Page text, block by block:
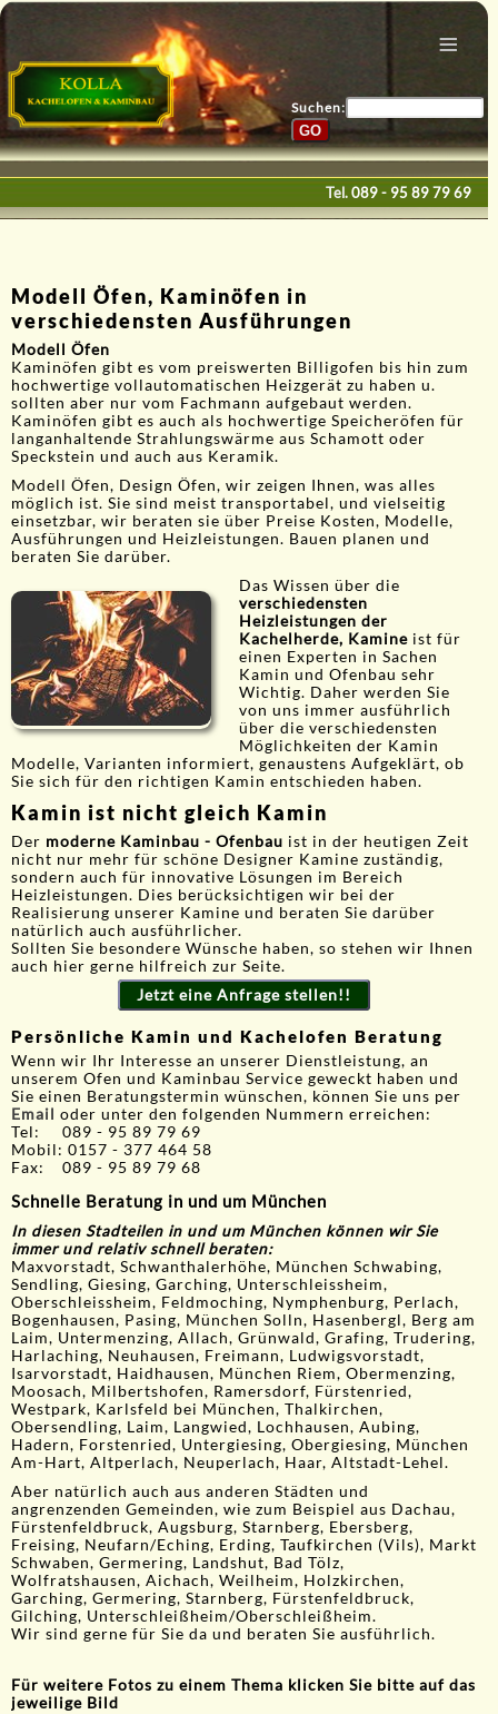
Menu
Bau & Design
Galerie
Service
Suchen:
Tel.089 - 95 89 79 69
Modell Öfen, Kaminöfen in
verschiedensten Ausführungen
Modell Öfen
Kaminöfen gibt es vom preiswerten Billigofen bis hin zum
hochwertige vollautomatischen Heizgerät zu haben u.
sollten aber nur vom Fachmann aufgebaut werden.
Kaminöfen gibt es auch als hochwertige Speicheröfen für
langanhaltende Strahlungswärme aus Schamott oder
Speckstein und auch aus Keramik.
Modell Öfen, Design Öfen, wir zeigen Ihnen, was alles
möglich ist. Sie sind meist transportabel, und vielseitig
einsetzbar, wir beraten sie über Preise Kosten, Modelle,
Ausführungen und Heizleistungen. Bauen planen und
beraten Sie darüber.
Das Wissen über die
verschiedensten
Heizleistungen der
Kachelherde, Kamine ist für
einen Experten in Sachen
Kamin und Ofenbau sehr
Wichtig. Daher werden Sie
von uns immer ausführlich
über die verschiedensten
Möglichkeiten der Kamin
Modelle, Varianten informiert, genaustens Aufgeklärt, ob
Sie sich für den richtigen Kamin entschieden haben.
Kamin ist nicht gleich Kamin
Der moderne Kaminbau - Ofenbau ist in der heutigen Zeit
nicht nur mehr für schöne Designer Kamine zuständig,
sondern auch für innovative Lösungen im Bereich
Heizleistungen. Dies berücksichtigen wir bei der
Realisierung unserer Kamine und beraten Sie darüber
natürlich auch ausführlicher.
Sollten Sie besondere Wünsche haben, so stehen wir Ihnen
auch hier gerne hilfreich zur Seite.
Jetzt eine Anfrage stellen!!
Persönliche Kamin und Kachelofen Beratung
Wenn wir Ihr Interesse an unserer Dienstleistung, an
unserem Ofen und Kaminbau Service geweckt haben und
Sie einen Beratungstermin wünschen, können Sie uns per
Email oder unter den folgenden Nummern erreichen:
Tel: 089 - 95 89 79 69
Mobil: 0157 - 377 464 58
Fax: 089 - 95 89 79 68
Schnelle Beratung in und um München
In diesen Stadteilen in und um München können wir Sie
immer und relativ schnell beraten:
Maxvorstadt, Schwanthalerhöhe, München Schwabing,
Sendling, Giesing, Garching, Unterschleissheim,
Oberschleissheim, Feldmoching, Nymphenburg, Perlach,
Bogenhausen, Pasing, München Solln, Hasenbergl, Berg am
Laim, Untermenzing, Allach, Grünwald, Grafing, Trudering,
Harlaching, Neuhausen, Freimann, Ludwigsvorstadt,
Isarvorstadt, Haidhausen, München Riem, Obermenzing,
Moosach, Milbertshofen, Ramersdorf, Fürstenried,
Westpark, Karlsfeld bei München, Thalkirchen,
Obersendling, Laim, Langwied, Lochhausen, Aubing,
Hadern, Forstenried, Untergiesing, Obergiesing, München
Am-Hart, Altperlach, Neuperlach, Haar, Altstadt-Lehel.
Aber natürlich auch aus anderen Städten und
angrenzenden Gemeinden, wie zum Beispiel aus Dachau,
Fürstenfeldbruck, Augsburg, Starnberg, Ebersberg,
Freising, Neufarn/Eching, Erding, Taufkirchen (Vils), Markt
Schwaben, Germering, Landshut, Bad Tölz,
Wolfratshausen, Aichach, Weilheim, Holzkirchen,
Garching, Germering, Starnberg, Fürstenfeldbruck,
Gilching, Unterschleißheim/Oberschleißheim.
Wir sind gerne für Sie da und beraten Sie ausführlich.
Für weitere Fotos zu einem Thema klicken Sie bitte auf das
jeweilige Bild